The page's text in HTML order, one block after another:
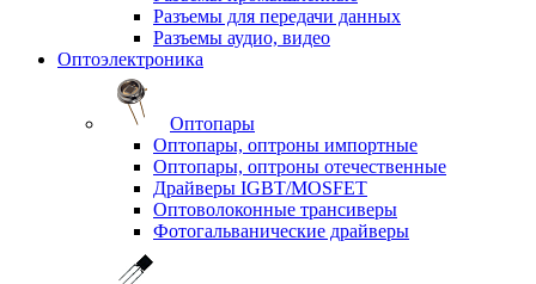
Разъемы для передачи данных
Разъемы аудио, видео
Оптоэлектроника
Оптопары
Оптопары, оптроны импортные
Оптопары, оптроны отечественные
Драйверы IGBT/MOSFET
Оптоволоконные трансиверы
Фотогальванические драйверы